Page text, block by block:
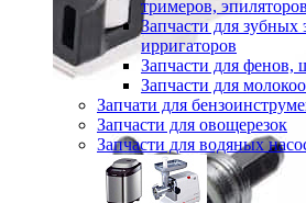
тримеров, эпиляторов
Запчасти для зубных
ирригаторов
Запчасти для фенов,
Запчасти для
Запчати для
Запчасти для овощерезок
Запчасти для водяных